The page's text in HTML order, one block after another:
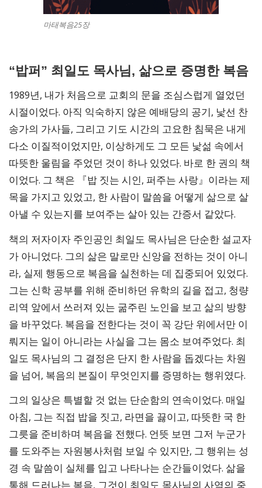
마태복음25장
“밥퍼” 최일도 목사님, 삶으로 증명한 복음
1989년, 내가 처음으로 교회의 문을 조심스럽게 열었던
시절이었다. 아직 익숙하지 않은 예배당의 공기, 낯선 찬
송가의 가사들, 그리고 기도 시간의 고요한 침묵은 내게
다소 이질적이었지만, 이상하게도 그 모든 낯섦 속에서
따뜻한 울림을 주었던 것이 하나 있었다. 바로 한 권의 책
이었다. 그 책은 『밥 짓는 시인, 퍼주는 사랑』이라는 제
목을 가지고 있었고, 한 사람이 말씀을 어떻게 삶으로 살
아낼 수 있는지를 보여주는 살아 있는 간증서 같았다.
책의 저자이자 주인공인 최일도 목사님은 단순한 설교자
가 아니었다. 그의 삶은 말로만 신앙을 전하는 것이 아니
라, 실제 행동으로 복음을 실천하는 데 집중되어 있었다.
그는 신학 공부를 위해 준비하던 유학의 길을 접고, 청량
리역 앞에서 쓰러져 있는 굶주린 노인을 보고 삶의 방향
을 바꾸었다. 복음을 전한다는 것이 꼭 강단 위에서만 이
뤄지는 일이 아니라는 사실을 그는 몸소 보여주었다. 최
일도 목사님의 그 결정은 단지 한 사람을 돕겠다는 차원
을 넘어, 복음의 본질이 무엇인지를 증명하는 행위였다.
그의 일상은 특별할 것 없는 단순함의 연속이었다. 매일
아침, 그는 직접 밥을 짓고, 라면을 끓이고, 따뜻한 국 한
그릇을 준비하며 복음을 전했다. 언뜻 보면 그저 누군가
를 도와주는 자원봉사처럼 보일 수 있지만, 그 행위는 성
경 속 말씀이 실체를 입고 나타나는 순간들이었다. 삶을
통해 드러나는 복음, 그것이 최일도 목사님의 사역의 중